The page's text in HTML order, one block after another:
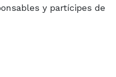
y partícipes de